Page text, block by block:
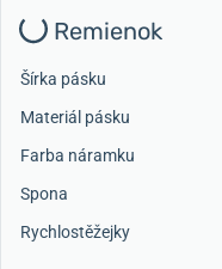
Remienok
Šírka pásku
Materiál pásku
Farba náramku
Spona
Rychlostěžejky